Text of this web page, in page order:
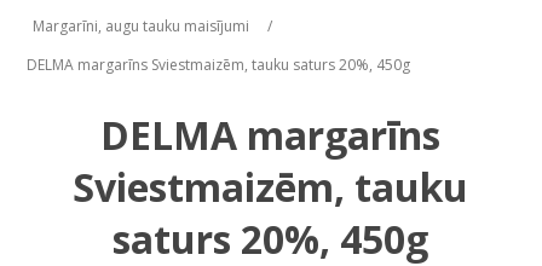
Margarīni, augu tauku maisījumi
/
DELMA margarīns Sviestmaizēm, tauku saturs 20%, 450g
DELMA margarīns
Sviestmaizēm, tauku
saturs 20%, 450g